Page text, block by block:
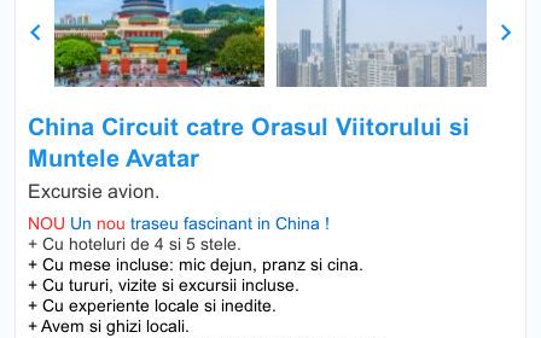
China Circuit catre Orasul Viitorului si
Muntele Avatar
Excursie avion.
NOU Un nou traseu fascinant in China !
+ Cu hoteluri de 4 si 5 stele.
+ Cu mese incluse: mic dejun, pranz si cina.
+ Cu tururi, vizite si excursii incluse.
+ Cu experiente locale si inedite.
+ Avem si ghizi locali.
Previous Next